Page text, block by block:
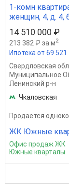
1-комн
женщин, 4, д. 4,
14 510 000 ₽
213 382 ₽ за м2
Ипотека от 69
Свердловская
Муниципальное
Ленинский р-н
Чкаловская
Продается
ЖК Южные
Офис продаж ЖК
Южные кварталы